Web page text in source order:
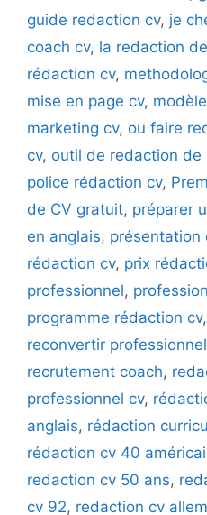
guide redaction cv, je
coach cv, la redaction
rédaction cv,
mise en page cv,
marketing cv, ou faire
cv, outil de redaction de
police rédaction cv,
de CV gratuit, préparer
en anglais, présentation
rédaction cv, prix
professionnel,
programme rédaction cv,
reconvertir
recrutement coach,
professionnel cv,
anglais, rédaction
rédaction cv 40
redaction cv 50 ans,
cv 92, redaction cv